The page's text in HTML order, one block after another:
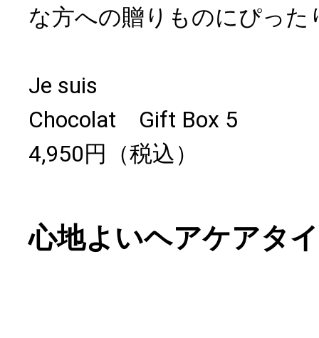
な方への贈りものにぴった
Je suis
Chocolat Gift Box 5
4,950円（税込）
心地よいヘアケアタ